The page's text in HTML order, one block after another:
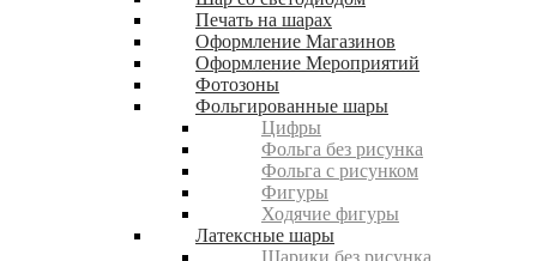
Печать на шарах
Оформление Магазинов
Оформление Мероприятий
Фотозоны
Фольгированные шары
Цифры
Фольга без рисунка
Фольга с рисунком
Фигуры
Ходячие фигуры
Латексные шары
Шарики без рисунка